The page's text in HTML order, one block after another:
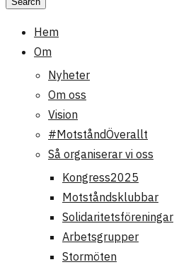
Hem
Om
Nyheter
Om oss
Vision
#MotståndÖverallt
Så organiserar vi oss
Kongress2025
Motståndsklubbar
Solidaritetsföreningar
Arbetsgrupper
Stormöten